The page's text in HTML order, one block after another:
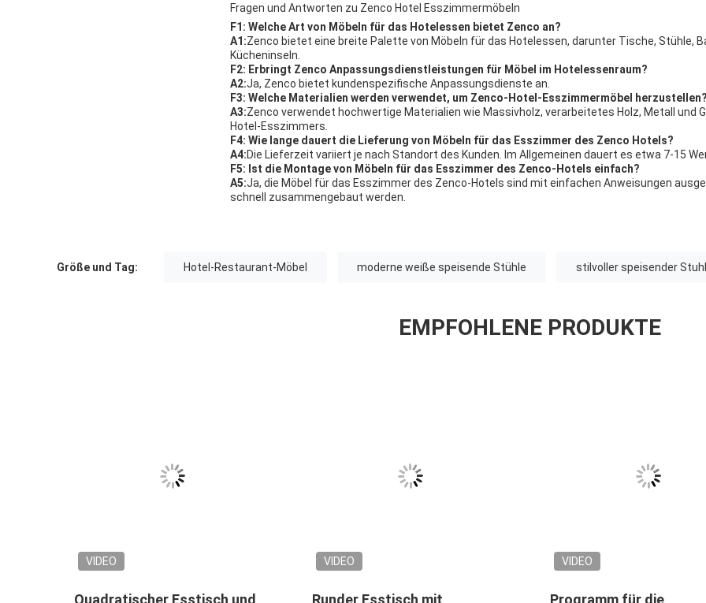
Fragen und Antworten zu Zenco Hotel Esszimmermöbeln
F1: Welche Art von Möbeln für das Hotelessen bietet Zenco an?
A1:Zenco bietet eine breite Palette von Möbeln für das Hotelessen, darunter Tische, Stühle,
Kücheninseln.
F2: Erbringt Zenco Anpassungsdienstleistungen für Möbel im Hotelessenraum?
A2:Ja, Zenco bietet kundenspezifische Anpassungsdienste an.
F3: Welche Materialien werden verwendet, um Zenco-Hotel-Esszimmermöbel
A3:Zenco verwendet hochwertige Materialien wie Massivholz, verarbeitetes Holz, Metall und
Hotel-Esszimmers.
F4: Wie lange dauert die Lieferung von Möbeln für das Esszimmer des Zenco Hotels?
A4:Die Lieferzeit variiert je nach Standort des Kunden. Im Allgemeinen dauert es etwa 7-15
F5: Ist die Montage von Möbeln für das Esszimmer des Zenco-Hotels einfach?
A5:Ja, die Möbel für das Esszimmer des Zenco-Hotels sind mit einfachen Anweisungen
schnell zusammengebaut werden.
Größe und Tag: Hotel-Restaurant-Möbel moderne weiße speisende Stühle stilvoller speisender Stuhl
EMPFOHLENE PRODUKTE
VIDEO
Quadratischer Esstisch und
VIDEO
Runder Esstisch mit
VIDEO
Programm für die